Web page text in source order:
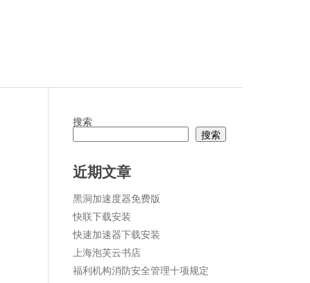
搜索
搜索
近期文章
黑洞加速度器免费版
快联下载安装
快速加速器下载安装
上海泡芙云书店
福利机构消防安全管理十项规定